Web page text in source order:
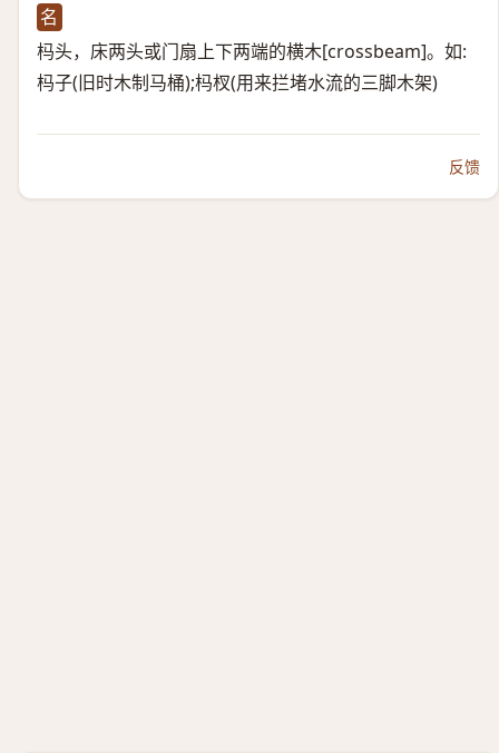
名
杩头，床两头或门扇上下两端的横木[crossbeam]。如:
杩子(旧时木制马桶);杩杈(用来拦堵水流的三脚木架)
反馈